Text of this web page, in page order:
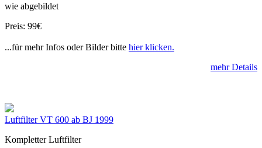
wie abgebildet
Preis: 99€
...für mehr Infos oder Bilder bitte hier klicken.
mehr Details
Luftfilter VT 600 ab BJ 1999
Kompletter Luftfilter